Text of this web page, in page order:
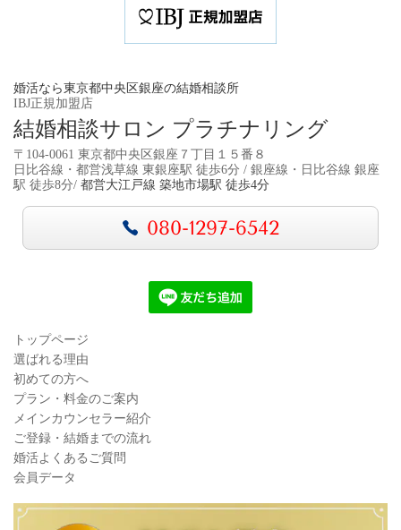
婚活なら東京都中央区銀座の結婚相談所
IBJ正規加盟店
結婚相談サロン プラチナリング
〒104-0061 東京都中央区銀座７丁目１５番８
日比谷線・都営浅草線 東銀座駅 徒歩6分 / 銀座線・日比谷線 銀座
駅 徒歩8分/ 都営大江戸線 築地市場駅 徒歩4分
080-1297-6542
トップページ
選ばれる理由
初めての方へ
プラン・料金のご案内
メインカウンセラー紹介
ご登録・結婚までの流れ
婚活よくあるご質問
会員データ